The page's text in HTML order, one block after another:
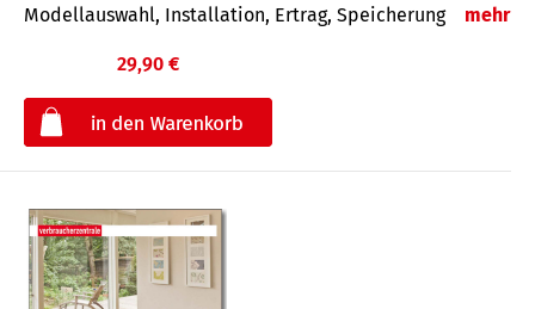
Modellauswahl, Installation, Ertrag, Speicherung mehr
29,90 €